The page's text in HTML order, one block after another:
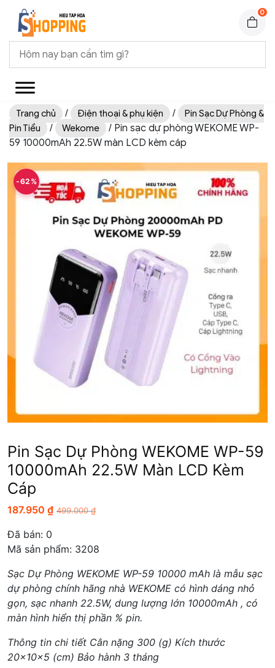
0
Trang chủ / Điện thoại & phụ kiện /
Pin Sạc Dự Phòng &
Pin Tiểu
/ Wekome
/ Pin sạc dự phòng WEKOME WP-
59 10000mAh 22.5W màn LCD kèm cáp
-62%
Pin Sạc Dự Phòng WEKOME WP-59
10000mAh 22.5W Màn LCD Kèm
Cáp
187.950 ₫ 499.000₫
Đã bán: 0
Mã sản phẩm: 3208
Sạc Dự Phòng WEKOME WP-59 10000 mAh là mẫu sạc
dự phòng chính hãng nhà WEKOME có hình dáng nhỏ
gọn, sạc nhanh 22.5W, dung lượng lớn 10000mAh , có
màn hình hiển thị phần % pin.
Thông tin chi tiết Cân nặng 300 (g) Kích thước
20x10x5 (cm) Bảo hành 3 tháng